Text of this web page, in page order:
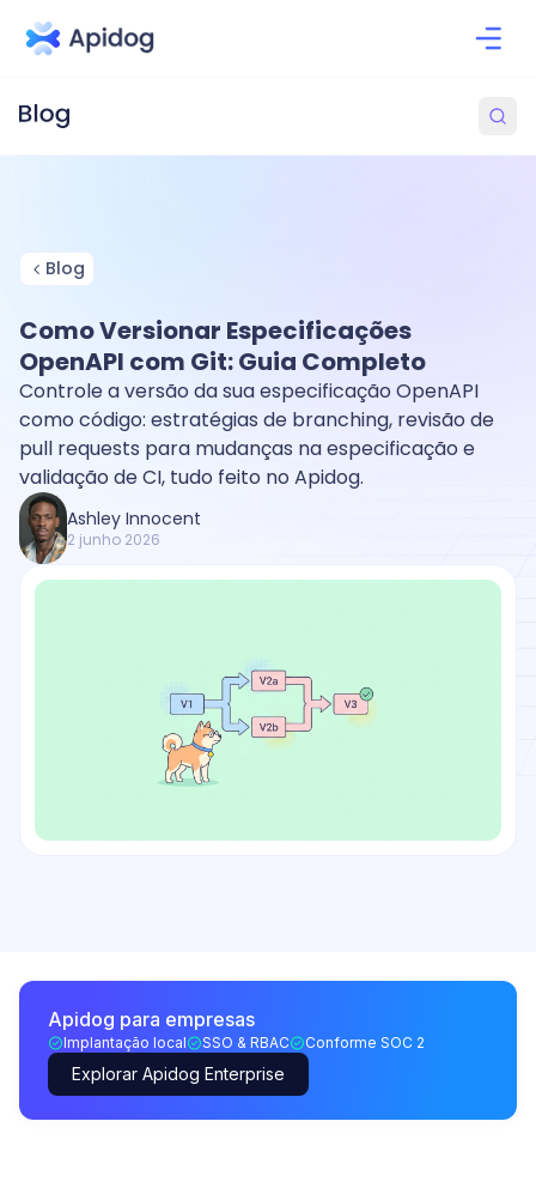
Blog
Como Versionar Especificações
OpenAPI com Git: Guia Completo
Controle a versão da sua especificação OpenAPI
como código: estratégias de branching, revisão de
pull requests para mudanças na especificação e
validação de CI, tudo feito no Apidog.
Ashley Innocent
2 junho 2026
Apidog para empresas
Implantação local SSO & RBAC Conforme SOC 2
Explorar Apidog Enterprise